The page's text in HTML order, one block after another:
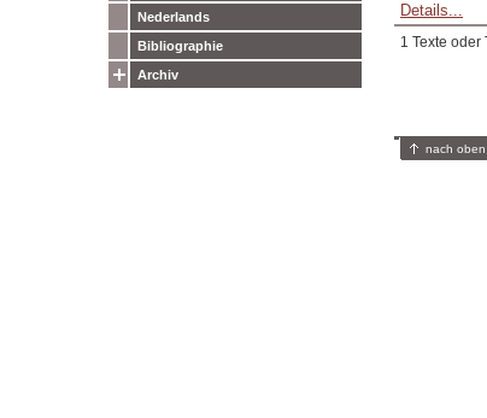
Nederlands
Bibliographie
Archiv
Details...
1 Texte oder
nach oben